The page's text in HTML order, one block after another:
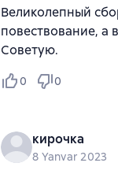
Великолепный
повествование, а
Советую.
0 0
кирочка
8 Yanvar 2023